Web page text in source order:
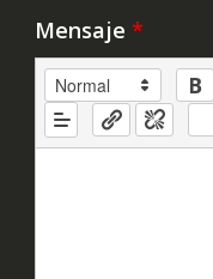
Mensaje *